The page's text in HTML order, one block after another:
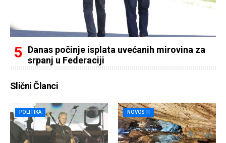
Danas počinje isplata uvećanih mirovina za
srpanj u Federaciji
Slični Članci
POLITIKA NOVOSTI